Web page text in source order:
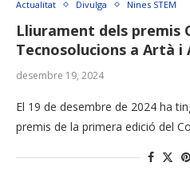
Actualitat Divulga Nines STEM
Lliurament dels premis
Tecnosolucions a Artà i
desembre 19, 2024
El 19 de desembre de 2024 ha
premis de la primera edició del